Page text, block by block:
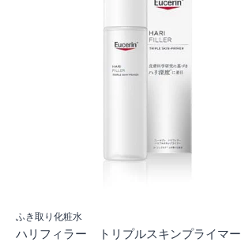
ふき取り化粧水
ハリフィラー トリプルスキンプライマー